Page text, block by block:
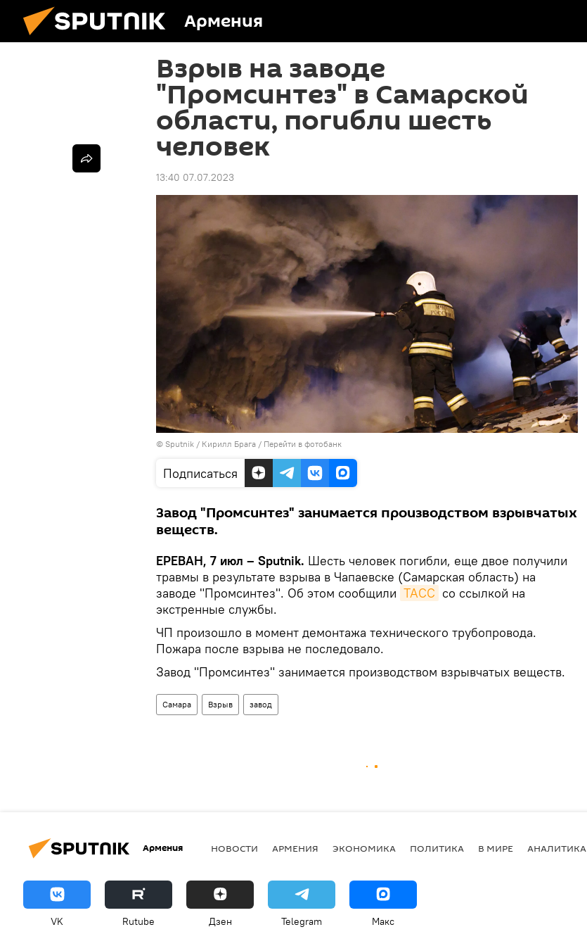
Армения
Взрыв на заводе
"Промсинтез" в Самарской
области, погибли шесть
человек
13:40 07.07.2023
© Sputnik / Кирилл Брага / Перейти в фотобанк
Подписаться
Завод "Промсинтез" занимается производством взрывчатых
веществ.
ЕРЕВАН, 7 июл – Sputnik. Шесть человек погибли, еще двое получили
травмы в результате взрыва в Чапаевске (Самарская область) на
заводе "Промсинтез". Об этом сообщили ТАСС со ссылкой на
экстренные службы.
ЧП произошло в момент демонтажа технического трубопровода.
Пожара после взрыва не последовало.
Завод "Промсинтез" занимается производством взрывчатых веществ.
Самара Взрыв завод
Армения НОВОСТИ АРМЕНИЯ ЭКОНОМИКА ПОЛИТИКА В МИРЕ АНАЛИТИКА
VK Rutube Дзен Telegram Макс